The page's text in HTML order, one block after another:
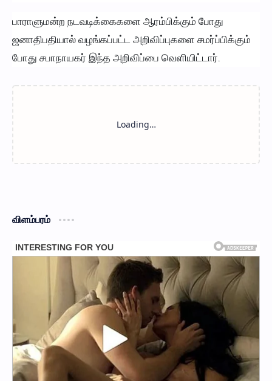
பாராளுமன்ற நடவடிக்கைகளை ஆரம்பிக்கும் போது
ஜனாதிபதியால் வழங்கப்பட்ட அறிவிப்புகளை சமர்ப்பிக்கும்
போது சபாநாயகர் இந்த அறிவிப்பை வெளியிட்டார்.
விளம்பரம்